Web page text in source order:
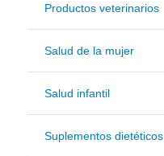
Productos veterinarios
Salud de la mujer
Salud infantil
Suplementos dietéticos